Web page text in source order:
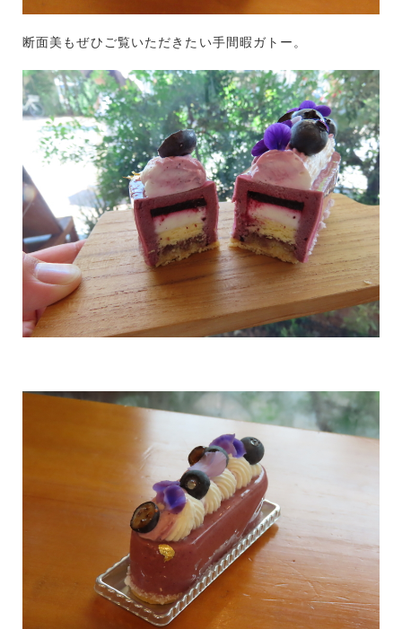
断面美もぜひご覧いただきたい手間暇ガトー。